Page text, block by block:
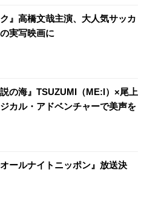
ク』高橋文哉主演、大人気サッカ
実写映画に
説の海』TSUZUMI（ME:I）×尾上
カル・アドベンチャーで美声を
オールナイトニッポン』放送決